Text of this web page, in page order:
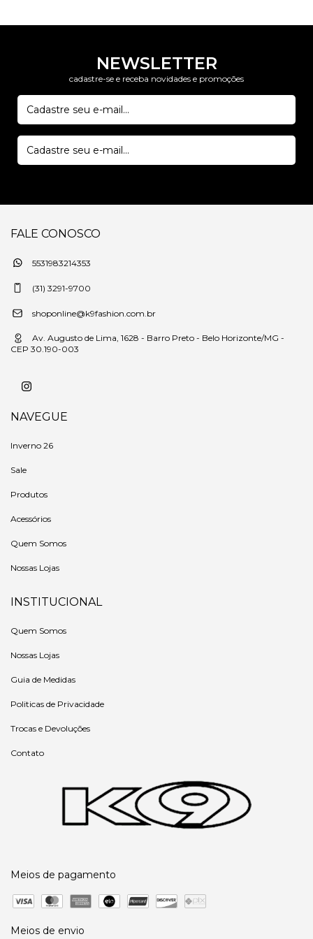
NEWSLETTER
cadastre-se e receba novidades e promoções
FALE CONOSCO
5531983214353
(31) 3291-9700
shoponline@k9fashion.com.br
Av. Augusto de Lima, 1628 - Barro Preto - Belo Horizonte/MG -
CEP 30.190-003
NAVEGUE
Inverno 26
Sale
Produtos
Acessórios
Quem Somos
Nossas Lojas
INSTITUCIONAL
Quem Somos
Nossas Lojas
Guia de Medidas
Politicas de Privacidade
Trocas e Devoluções
Contato
Meios de pagamento
Meios de envio